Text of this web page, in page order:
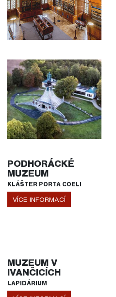
PODHORÁCKÉ
MUZEUM
KLÁŠTER PORTA COELI
VÍCE INFORMACÍ
MUZEUM V
IVANČICÍCH
LAPIDÁRIUM